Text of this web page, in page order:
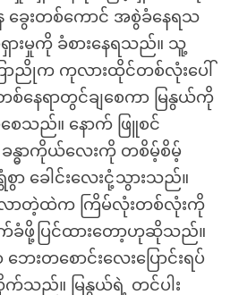
ေးတစ်ကောင် အစွဲခံနေရသ
ားမှုကို ခံစားနေရသည်။ သူ့
ာညိုက ကုလားထိုင်တစ်လုံးပေါ်
စ်နေရာတွင်ချစေကာ မြနွယ်ကို
သည်။ နောက် ဖြူစင်
ခန္ဓာကိုယ်လေးကို တစိမ့်စိမ့်
ာ ခေါင်းလေးငုံ့သွားသည်။
ာတဲ့ထဲက ကြိမ်လုံးတစ်လုံးကို
ခံဖို့ပြင်ထားတော့ဟုဆိုသည်။
းတစောင်းလေးပြောင်းရပ်
ည်။ မြနွယ်ရဲ့ တင်ပါး